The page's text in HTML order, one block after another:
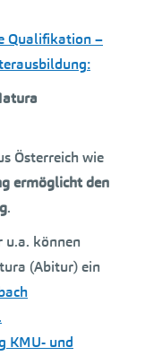
Qualifikation –
Österreich wie
ermöglicht den
.
u.a. können
(Abitur) ein
KMU- und